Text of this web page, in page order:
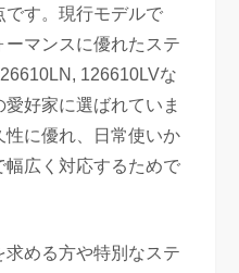
です。現行モデルで
マンスに優れたステ
126610LVな
好家に選ばれていま
に優れ、日常使いか
幅広く対応するためで
求める方や特別なステ